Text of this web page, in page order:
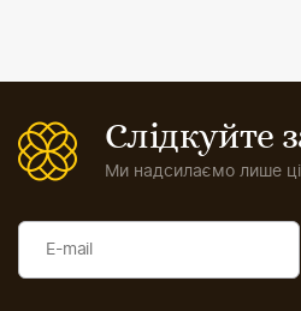
Слідкуйте
Ми надсилаємо лише